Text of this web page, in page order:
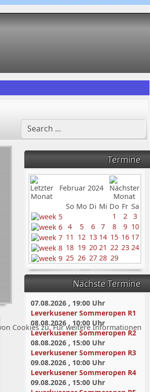
Termine
Februar 2024
So Mo Di Mi Do Fr Sa
1
2
3
4
5 6 7 8 9 10
11 12 13 14 15 16 17
18 19 20 21 22 23 24
25 26 27 28 29
Nächste Termine
07.08.2026, 19:00Uhr
Leverkusener Sommeropen R1
08.08.2026, 10:00Uhr
Leverkusener Sommeropen R2
08.08.2026, 15:00Uhr
Leverkusener Sommeropen R3
09.08.2026, 10:00Uhr
Leverkusener Sommeropen R4
09.08.2026, 15:00Uhr
Cookies zu. Für weitere Informationen